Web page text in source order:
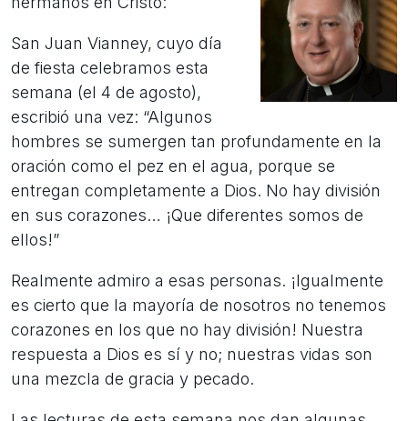
San Juan Vianney, cuyo día
de fiesta celebramos esta
semana (el 4 de agosto),
escribió una vez: “Algunos
hombres se sumergen tan profundamente en la
oración como el pez en el agua, porque se
entregan completamente a Dios. No hay división
en sus corazones… ¡Que diferentes somos de
ellos!”
Realmente admiro a esas personas. ¡Igualmente
es cierto que la mayoría de nosotros no tenemos
corazones en los que no hay división! Nuestra
respuesta a Dios es sí y no; nuestras vidas son
una mezcla de gracia y pecado.